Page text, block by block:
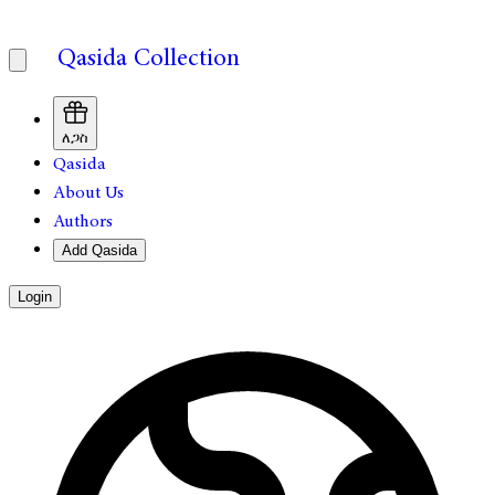
Qasida Collection
ለጋስ
Qasida
About Us
Authors
Add Qasida
Login